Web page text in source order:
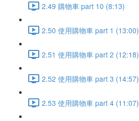
2.49 購物車 part 10 (8:13)
2.50 使用購物車 part 1 (13:00)
2.51 使用購物車 part 2 (12:18)
2.52 使用購物車 part 3 (14:57)
2.53 使用購物車 part 4 (11:07)